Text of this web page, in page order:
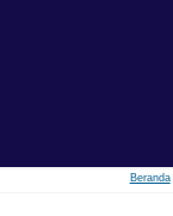
Beranda|